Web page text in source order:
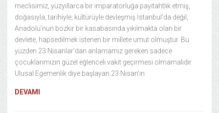
meclisimiz, yüzyıllarca bir imparatorluğa payitahtlık etmiş,
doğasıyla, tarihiyle, kültürüyle devleşmiş İstanbul’da değil,
Anadolu’nun bozkır bir kasabasında yıkılmakta olan bir
devlete, hapsedilmek istenen bir millete umut olmuştur. Bu
yüzden 23 Nisanlar’dan anlamamız gereken sadece
çocuklarımızın güzel eğlenceli vakit geçirmesi olmamalıdır.
Ulusal Egemenlik diye başlayan 23 Nisan’ın
DEVAMI